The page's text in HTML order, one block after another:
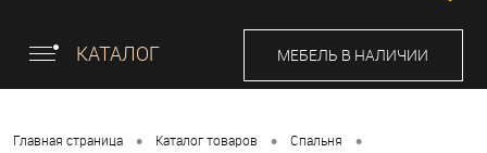
КАТАЛОГ МЕБЕЛЬ В НАЛИЧИИ
Главная страница • Каталог товаров • Спальня •